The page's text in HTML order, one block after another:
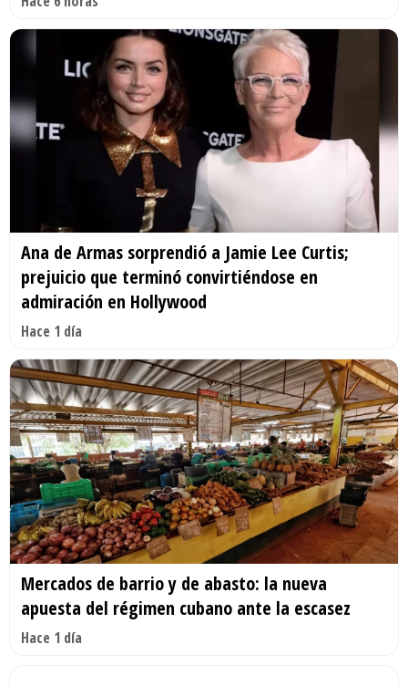
Ana de Armas sorprendió a Jamie Lee Curtis;
prejuicio que terminó convirtiéndose en
admiración en Hollywood
Hace 1 día
Mercados de barrio y de abasto: la nueva
apuesta del régimen cubano ante la escasez
Hace 1 día